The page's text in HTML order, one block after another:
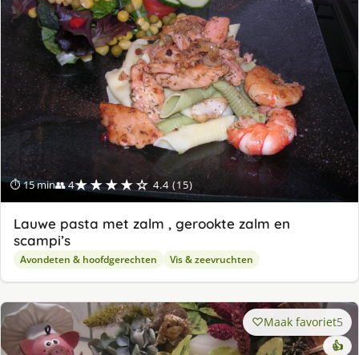
⏱ 15 min👥 4★★★★☆ 4.4 (15)
Lauwe pasta met zalm , gerookte zalm en
scampi’s
Avondeten & hoofdgerechten Vis & zeevruchten
Maak favoriet5
👍